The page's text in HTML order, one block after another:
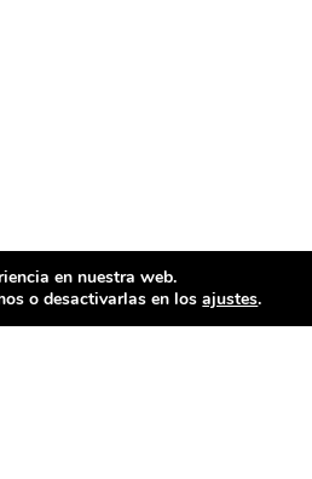
en nuestra web.
o desactivarlas en losajustes.